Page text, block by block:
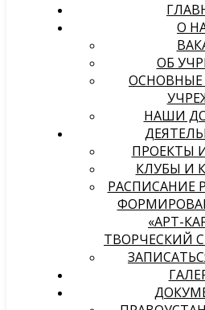
О
ОБ
ОСНОВНЫЕ
НАШИ
ПРОЕКТЫ
КЛУБЫ И
РАСПИСАНИЕ
«АРТ-
ТВОРЧЕСКИЙ